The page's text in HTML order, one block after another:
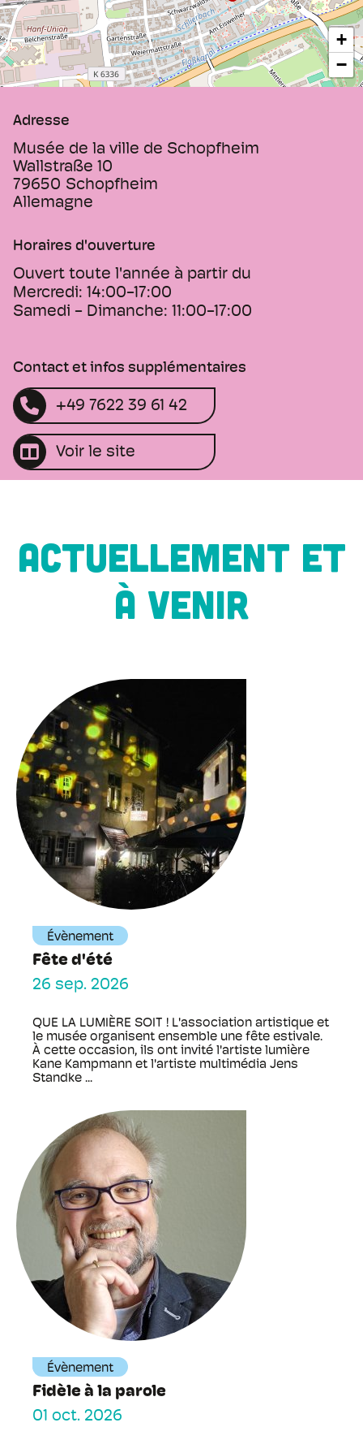
automatisé "Kolliope".
+
−
Adresse
Musée de la ville de Schopfheim
Wallstraße 10
79650 Schopfheim
Allemagne
Horaires d'ouverture
Ouvert toute l'année à partir du
Mercredi: 14:00-17:00
Samedi - Dimanche: 11:00-17:00
Contact et infos supplémentaires
+49 7622 39 61 42
Voir le site
ACTUELLEMENT ET
À VENIR
Évènement
Fête d'été
26 sep. 2026
QUE LA LUMIÈRE SOIT ! L'association artistique et
le musée organisent ensemble une fête estivale.
À cette occasion, ils ont invité l'artiste lumière
Kane Kampmann et l'artiste multimédia Jens
Standke ...
Évènement
Fidèle à la parole
01 oct. 2026